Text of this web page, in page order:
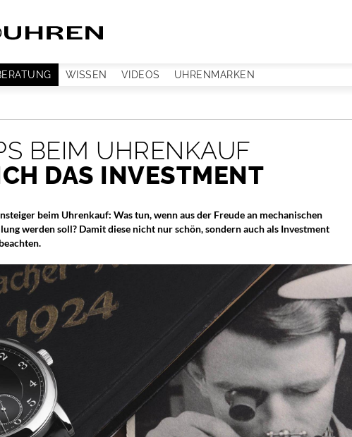
WISSEN VIDEOS UHRENMARKEN
BEIM UHRENKAUF
DAS INVESTMENT
beim Uhrenkauf: Was tun, wenn aus der Freude an mechanischen
werden soll? Damit diese nicht nur schön, sondern auch als Investment